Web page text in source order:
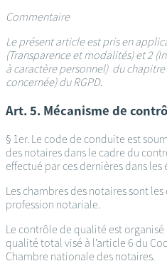
Commentaire
Le présent article est pris en
(Transparence et modalités) et 2
à caractère personnel) du
concernée) du RGPD.
Art. 5. Mécanisme de
§ 1er. Le code de conduite est
des notaires dans le cadre du
effectué par ces dernières dans les
Les chambres des notaires sont
profession notariale.
Le contrôle de qualité est
qualité total visé à l’article 6 du
Chambre nationale des notaires.